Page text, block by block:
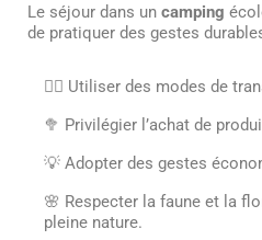
Le séjour dans un camping
de pratiquer des gestes
🚴‍♂️ Utiliser des modes de
🥦 Privilégier l’achat de
💡 Adopter des gestes
🌸 Respecter la faune et la
pleine nature.